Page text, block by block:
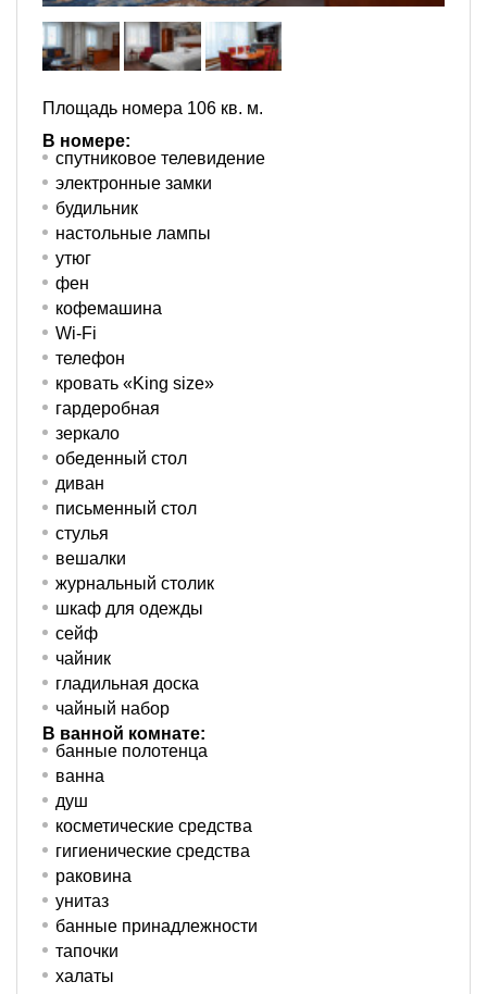
Площадь номера 106 кв. м.
В номере:
спутниковое телевидение
электронные замки
будильник
настольные лампы
утюг
фен
кофемашина
Wi-Fi
телефон
кровать «King size»
гардеробная
зеркало
обеденный стол
диван
письменный стол
стулья
вешалки
журнальный столик
шкаф для одежды
сейф
чайник
гладильная доска
чайный набор
В ванной комнате:
банные полотенца
ванна
душ
косметические средства
гигиенические средства
раковина
унитаз
банные принадлежности
тапочки
халаты